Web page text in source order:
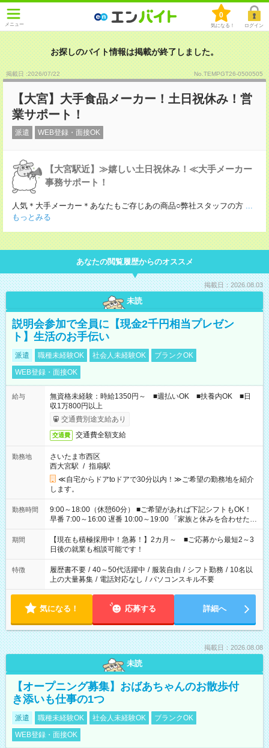
メニュー
0
気になる！ ログイン
お探しのバイト情報は掲載が終了しました。
掲載日 :2026/07/22 No.TEMPGT26-0500505
【大宮】大手食品メーカー！土日祝休み！営
業サポート！
派遣 WEB登録・面接OK
【大宮駅近】≫嬉しい土日祝休み！≪大手メーカー
事務サポート！
人気＊大手メーカー＊あなたもご存じあの商品○弊社スタッフの方 ...
もっとみる
あなたの閲覧履歴からのオススメ
掲載日：2026.08.03
未読
説明会参加で全員に【現金2千円相当プレゼン
ト】生活のお手伝い
派遣 職種未経験OK 社会人未経験OK
ブランクOK
WEB登録・面接OK
給与
無資格未経験：時給1350円～ ■週払いOK ■扶養内OK ■日
収1万800円以上
交通費別途支給あり
交通費 交通費全額支給
勤務地
さいたま市西区
西大宮駅 / 指扇駅
≪自宅からドアtoドアで30分以内！≫ご希望の勤務地を紹介
します。
勤務時間
9:00～18:00（休憩60分） ■ご希望があれば下記シフトもOK！
早番 7:00～16:00 遅番 10:00～19:00 「家族と休みを合わせた
い」 「余裕を持って夕飯の準備がしたい」 「できれば残業はし
たくない」 など、ご希望を教えてくださいね。 ※Wワーク希望
の方へ 今ご覧のお仕事で希望する勤務時間と、もう1つのお仕事
の勤務時間。 合計で週40時間を超える場合は応募できません。
期間
【現在も積極採用中！急募！】2カ月～ ■ご応募から最短2～3
日後の就業も相談可能です！
特徴 履歴書不要 / 40～50代活躍中 / 服装自由 / シフト勤務 / 10名以
上の大量募集 / 電話対応なし / パソコンスキル不要
気になる！ 応募する 詳細へ
掲載日：2026.08.08
未読
【オープニング募集】おばあちゃんのお散歩付
き添いも仕事の1つ
派遣 職種未経験OK 社会人未経験OK
ブランクOK
WEB登録・面接OK